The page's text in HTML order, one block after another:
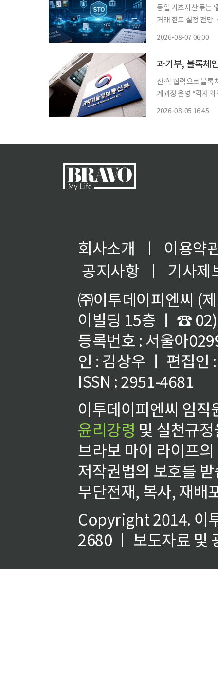
동일 기초자산 묶는
거래 한도 설정 전망
2026-08-07 06:00
과기부, 블록체
산∙학 협력으로 블
계과정 운영 “각자의 전문성
2026-08-05 16:45
회사소개 ㅣ
이용약
공지사항
ㅣ
기사제
㈜이투데이피엔씨 (
이빌딩 15층 ㅣ ☎
등록번호 : 서울아
인 : 김상우 ㅣ 편집인
ISSN : 2951-4681
이투데이피엔씨 임
윤리강령 및 실천규
브라보 마이 라이프
저작권법의 보호를
무단전재, 복사, 재배
Copyright 2014. 이
2680 ㅣ 보도자료